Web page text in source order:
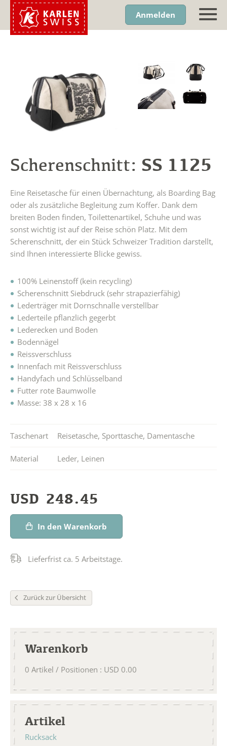
Anmelden
Scherenschnitt: SS 1125
Eine Reisetasche für einen Übernachtung, als Boarding Bag
oder als zusätzliche Begleitung zum Koffer. Dank dem
breiten Boden finden, Toilettenartikel, Schuhe und was
sonst wichtig ist auf der Reise schön Platz. Mit dem
Scherenschnitt, der ein Stück Schweizer Tradition darstellt,
sind Ihnen interessierte Blicke gewiss.
100% Leinenstoff (kein recycling)
Scherenschnitt Siebdruck (sehr strapazierfähig)
Lederträger mit Dornschnalle verstellbar
Lederteile pflanzlich gegerbt
Lederecken und Boden
Bodennägel
Reissverschluss
Innenfach mit Reissverschluss
Handyfach und Schlüsselband
Futter rote Baumwolle
Masse: 38 x 28 x 16
Taschenart Reisetasche, Sporttasche, Damentasche
Material Leder, Leinen
USD 248.45
In den Warenkorb
Lieferfrist ca. 5 Arbeitstage.
Zurück zur Übersicht
Warenkorb
0 Artikel / Positionen : USD 0.00
Artikel
Rucksack